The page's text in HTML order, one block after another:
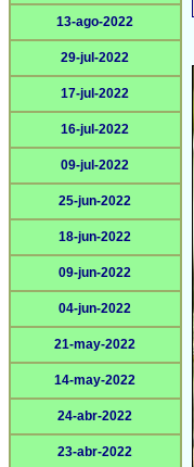
13-ago-2022
29-jul-2022
17-jul-2022
16-jul-2022
09-jul-2022
25-jun-2022
18-jun-2022
09-jun-2022
04-jun-2022
21-may-2022
14-may-2022
24-abr-2022
23-abr-2022